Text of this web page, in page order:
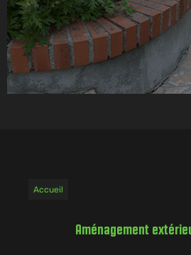
Accueil
Aménagement